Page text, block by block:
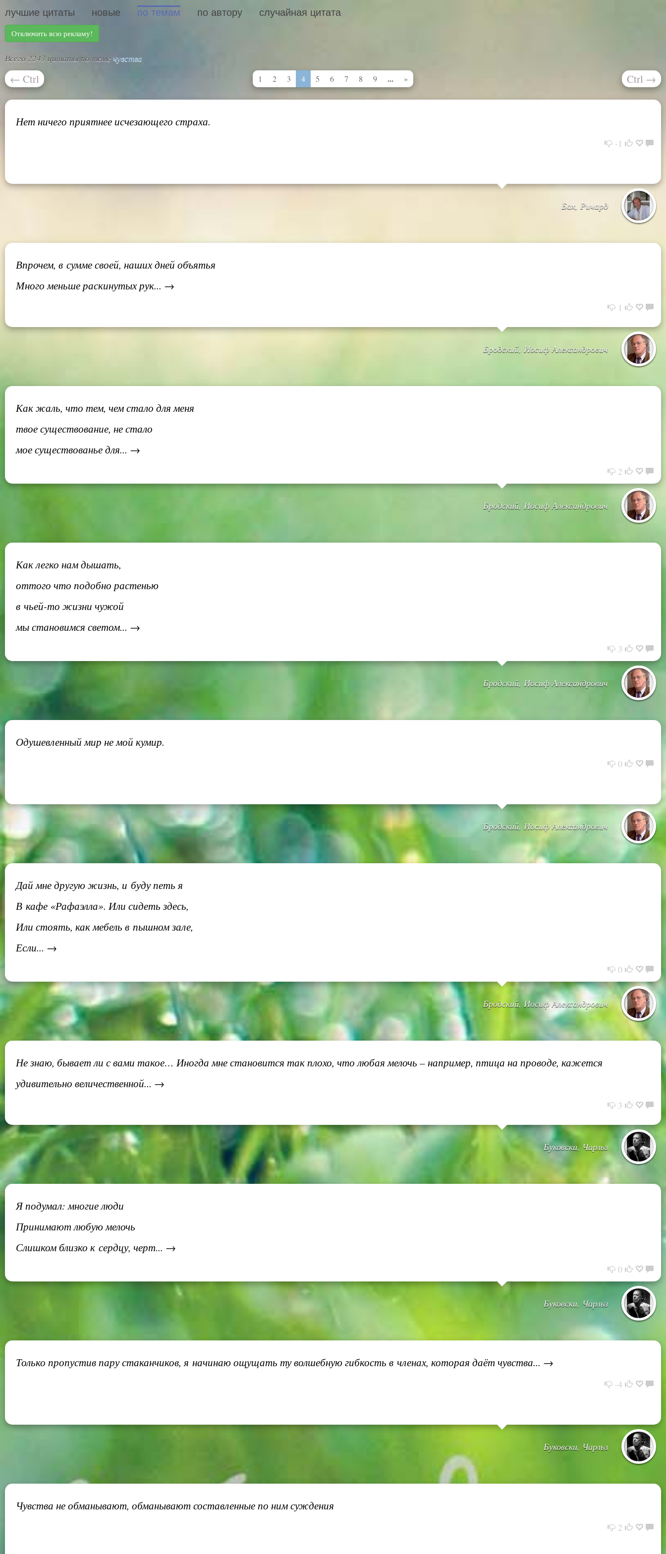
лучшие цитаты новые по темам по автору случайная цитата
Отключить всю рекламу!
Всего 2243 цитаты по теме чувства
← Ctrl 1 2 3 4 5 6 7 8 9 ... » Ctrl →
Нет ничего приятнее исчезающего страха.
-1
Бах, Ричард
Впрочем, в сумме своей, наших дней объятья
Много меньше раскинутых рук... →
1
Бродский, Иосиф Александрович
Как жаль, что тем, чем стало для меня
твое существование, не стало
мое существованье для... →
2
Бродский, Иосиф Александрович
Как легко нам дышать,
оттого что подобно растенью
в чьей-то жизни чужой
мы становимся светом... →
3
Бродский, Иосиф Александрович
Одушевленный мир не мой кумир.
0
Бродский, Иосиф Александрович
Дай мне другую жизнь, и буду петь я
В кафе «Рафаэлла». Или сидеть здесь,
Или стоять, как мебель в пышном зале,
Если... →
0
Бродский, Иосиф Александрович
Не знаю, бывает ли с вами такое… Иногда мне становится так плохо, что любая мелочь – например, птица на проводе, кажется
удивительно величественной... →
3
Буковски, Чарльз
Я подумал: многие люди
Принимают любую мелочь
Слишком близко к сердцу, черт... →
0
Буковски, Чарльз
Только пропустив пару стаканчиков, я начинаю ощущать ту волшебную гибкость в членах, которая даёт чувства... →
-4
Буковски, Чарльз
Чувства не обманывают, обманывают составленные по ним суждения
2